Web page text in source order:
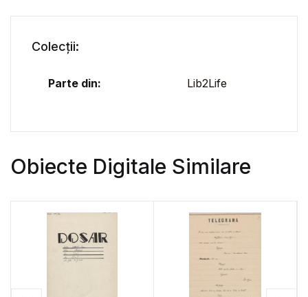
Colecții:
Parte din: Lib2Life
Obiecte Digitale Similare